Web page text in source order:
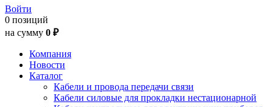
Войти
0 позиций
на сумму 0 ₽
Компания
Новости
Каталог
Кабели и провода передачи связи
Кабели силовые для прокладки нестационарной